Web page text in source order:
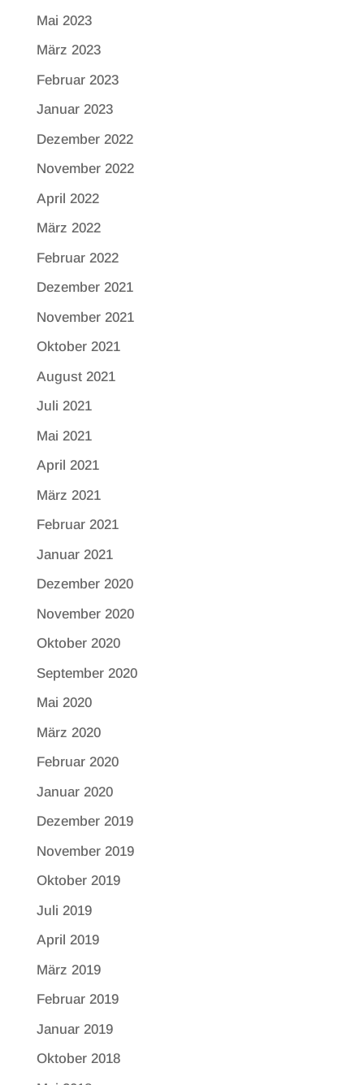
Mai 2023
März 2023
Februar 2023
Januar 2023
Dezember 2022
November 2022
April 2022
März 2022
Februar 2022
Dezember 2021
November 2021
Oktober 2021
August 2021
Juli 2021
Mai 2021
April 2021
März 2021
Februar 2021
Januar 2021
Dezember 2020
November 2020
Oktober 2020
September 2020
Mai 2020
März 2020
Februar 2020
Januar 2020
Dezember 2019
November 2019
Oktober 2019
Juli 2019
April 2019
März 2019
Februar 2019
Januar 2019
Oktober 2018